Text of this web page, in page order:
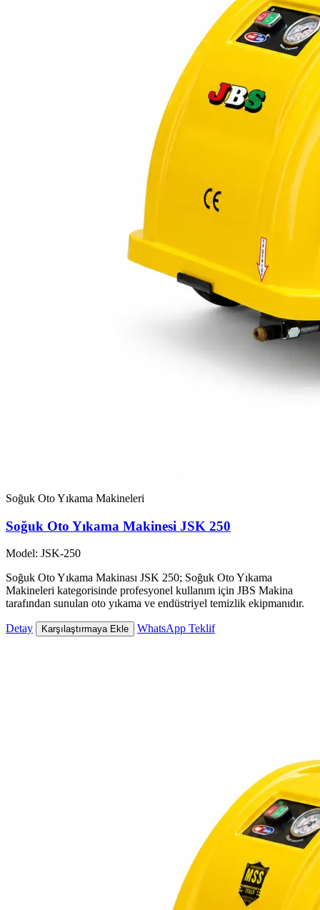
Soğuk Oto Yıkama Makineleri
Soğuk Oto Yıkama Makinesi JSK 250
Model: JSK-250
Soğuk Oto Yıkama Makinası JSK 250; Soğuk Oto Yıkama
Makineleri kategorisinde profesyonel kullanım için JBS Makina
tarafından sunulan oto yıkama ve endüstriyel temizlik ekipmanıdır.
Detay Karşılaştırmaya Ekle WhatsApp Teklif